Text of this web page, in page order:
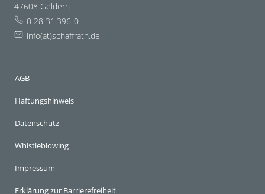
47608 Geldern
0 28 31.396-0
info(at)schaffrath.de
AGB
Haftungshinweis
Datenschutz
Whistleblowing
Impressum
Erklärung zur Barrierefreiheit